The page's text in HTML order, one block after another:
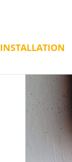
INSTALLATION